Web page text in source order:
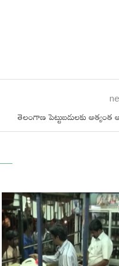
తెలంగాణ పెట్టుబడులకు అత్యంత